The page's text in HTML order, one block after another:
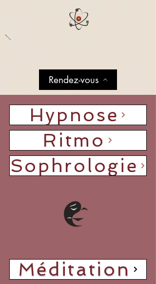
Rendez-vous
Hypnose
Ritmo
Sophrologie
Méditation